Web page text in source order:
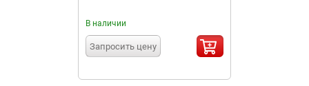
В наличии
Запросить цену